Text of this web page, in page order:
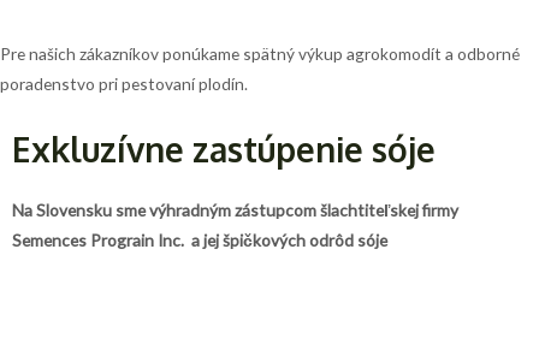
Pre našich zákazníkov ponúkame spätný výkup agrokomodít a odborné
poradenstvo pri pestovaní plodín.
Exkluzívne zastúpenie sóje
Na Slovensku sme výhradným zástupcom šlachtiteľskej firmy
Semences Prograin Inc. a jej špičkových odrôd sóje